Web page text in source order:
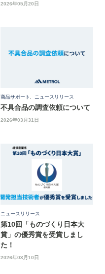
2026年05月20日
商品サポート , ニュースリリース
不具合品の調査依頼について
2026年03月31日
ニュースリリース
第10回「ものづくり日本大
賞」の優秀賞を受賞しまし
た！
2026年03月10日